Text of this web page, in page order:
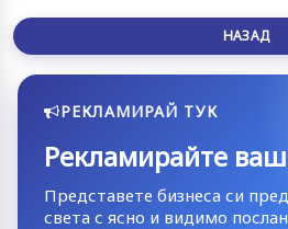
НАЗАД
РЕКЛАМИРАЙ ТУК
Рекламирайте
Представете бизнеса си
света с ясно и видимо